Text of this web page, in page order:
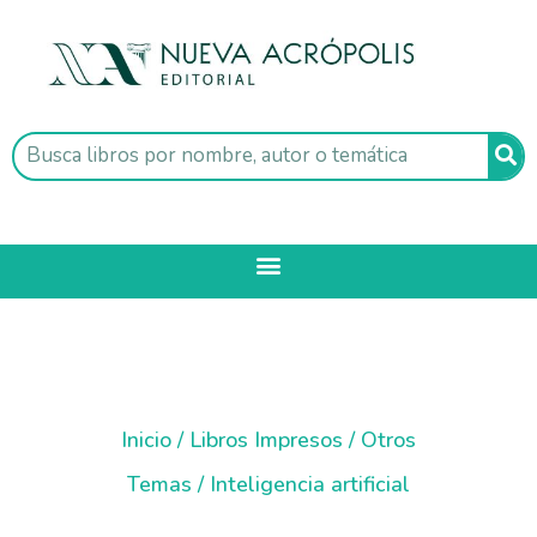
Inicio/ Libros Impresos / Otros
Temas / Inteligencia artificial